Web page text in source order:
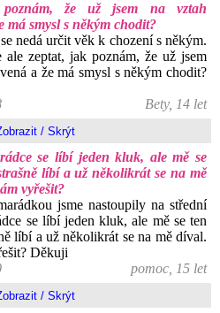
že už jsem na vztah
má smysl s někým chodit?
nedá určit věk k chození s někým.
ale zeptat, jak poznám, že už jsem
a že má smysl s někým chodit?
Bety, 14 let
se líbí jeden kluk, ale mě se
líbí a už několikrát se na mě
vyřešit?
jsme nastoupily na střední
se líbí jeden kluk, ale mě se ten
líbí a už několikrát se na mě díval.
Děkuji
pomoc, 15 let